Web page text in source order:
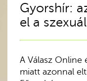
Gyorshír:
el a
A Válasz Online
miatt azonnal